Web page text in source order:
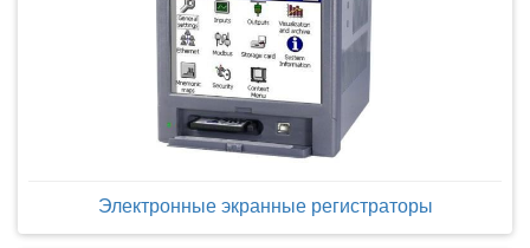
Электронные экранные регистраторы